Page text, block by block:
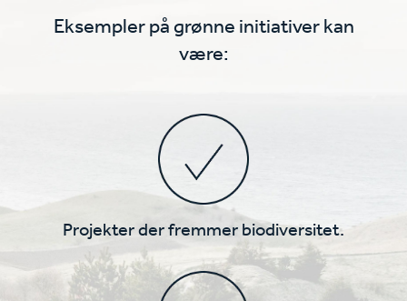
Eksempler på grønne initiativer kan
være:
Projekter der fremmer biodiversitet.